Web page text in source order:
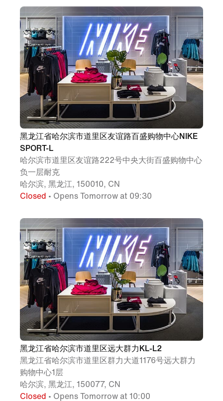
黑龙江省哈尔滨市道里区友谊路百盛购物中心NIKE
SPORT-L
哈尔滨市道里区友谊路222号中央大街百盛购物中心
负一层耐克
哈尔滨, 黑龙江, 150010, CN
Closed • Opens Tomorrow at 09:30
黑龙江省哈尔滨市道里区远大群力KL-L2
黑龙江省哈尔滨市道里区群力大道1176号远大群力
购物中心1层
哈尔滨, 黑龙江, 150077, CN
Closed • Opens Tomorrow at 10:00